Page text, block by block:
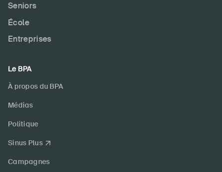
Seniors
École
Entreprises
Le BPA
À propos du BPA
Médias
Politique
Sinus Plus
Campagnes